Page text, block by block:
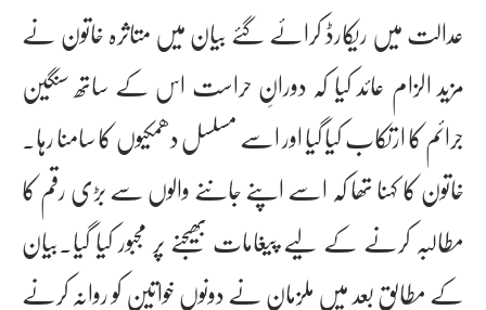
عدالت میں ریکارڈ کرائے گئے بیان میں متاثرہ خاتون نے
مزید الزام عائد کیا کہ دورانِ حراست اس کے ساتھ سنگین
جرائم کا ارتکاب کیا گیا اور اسے مسلسل دھمکیوں کا سامنا رہا۔
خاتون کا کہنا تھا کہ اسے اپنے جاننے والوں سے بڑی رقم کا
مطالبہ کرنے کے لیے پیغامات بھیجنے پر مجبور کیا گیا۔بیان
کے مطابق بعد میں ملزمان نے دونوں خواتین کو روانہ کرنے